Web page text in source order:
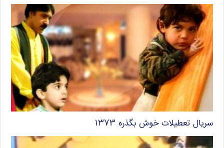
سریال تعطیلات خوش بگذره ۱۳۷۳